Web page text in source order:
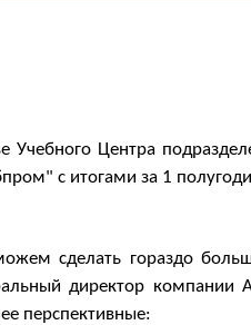
Учебного Центра
с итогами за 1
сделать гораздо
директор компании
перспективные: